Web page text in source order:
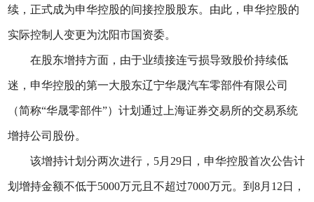
续，正式成为申华控股的间接控股股东。由此，申华控股的
实际控制人变更为沈阳市国资委。
在股东增持方面，由于业绩接连亏损导致股价持续低
迷，申华控股的第一大股东辽宁华晟汽车零部件有限公司
（简称“华晟零部件”）计划通过上海证券交易所的交易系统
增持公司股份。
该增持计划分两次进行，5月29日，申华控股首次公告计
划增持金额不低于5000万元且不超过7000万元。到8月12日，